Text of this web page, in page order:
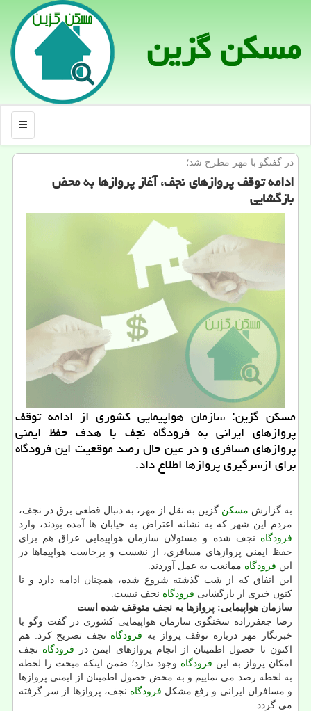
مسكن گزین
منو
در گفتگو با مهر مطرح شد؛
ادامه توقف پروازهای نجف، آغاز پروازها به محض
بازگشایی
مسكن گزین: سازمان هواپیمایی كشوری از ادامه توقف
پروازهای ایرانی به فرودگاه نجف با هدف حفظ ایمنی
پروازهای مسافری و در عین حال رصد موقعیت این فرودگاه
برای ازسرگیری پروازها اطلاع داد.
به گزارش مسكن گزین به نقل از مهر، به دنبال قطعی برق در نجف،
مردم این شهر كه به نشانه اعتراض به خیابان ها آمده بودند، وارد
فرودگاه نجف شده و مسئولان سازمان هواپیمایی عراق هم برای
حفظ ایمنی پروازهای مسافری، از نشست و برخاست هواپیماها در
این فرودگاه ممانعت به عمل آوردند.
این اتفاق كه از شب گذشته شروع شده، همچنان ادامه دارد و تا
كنون خبری از بازگشایی فرودگاه نجف نیست.
سازمان هواپیمایی: پروازها به نجف متوقف شده است
رضا جعفرزاده سخنگوی سازمان هواپیمایی كشوری در گفت وگو با
خبرنگار مهر درباره توقف پرواز به فرودگاه نجف تصریح كرد: هم
اكنون تا حصول اطمینان از انجام پروازهای ایمن در فرودگاه نجف
امكان پرواز به این فرودگاه وجود ندارد؛ ضمن اینكه مبحث را لحظه
به لحظه رصد می نماییم و به محض حصول اطمینان از ایمنی پروازها
و مسافران ایرانی و رفع مشكل فرودگاه نجف، پروازها از سر گرفته
می گردد.